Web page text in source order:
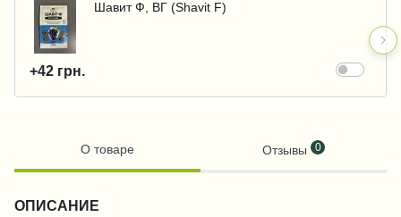
Шавит Ф, ВГ (Shavit F)
+42 грн.
О товаре Отзывы 0
ОПИСАНИЕ